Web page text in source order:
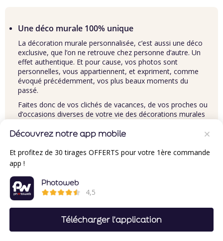
Une déco murale 100% unique
La décoration murale personnalisée, c’est aussi une déco
exclusive, que l’on ne retrouve chez personne d’autre. Un
effet authentique. Et pour cause, vos photos sont
personnelles, vous appartiennent, et expriment, comme
évoqué précédemment, vos plus beaux moments du
passé.
Faites donc de vos clichés de vacances, de vos proches ou
d’occasions diverses de votre vie des décorations murales
Décoration murale : un cadeau original et
personnalisé
Quand il n’est pas sujet de décorer votre espace intérieur
(ou extérieur, qui sait !), on pense à offrir une petite
attention personnalisée à son entourage. A l’occasion d’un
anniversaire, ou de toute autre occasion qui vous semble
photos de votre famille, de vos amis sur des supports
originaux comme lesmagnets personnalisés
Découvrez notre app mobile
Et profitez de 30 tirages OFFERTS pour votre 1ère commande
app !
Photoweb
4,5
Télécharger l’application